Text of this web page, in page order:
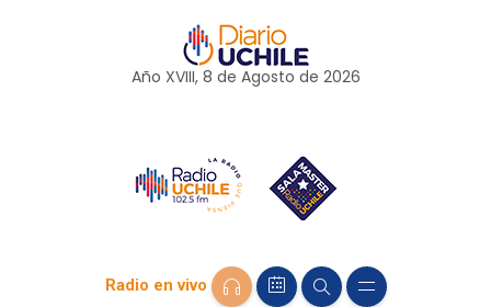
Año XVIII, 8 de Agosto de 2026
Radio en vivo